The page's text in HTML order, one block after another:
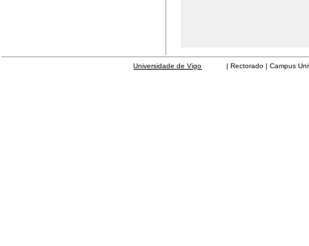
Universidade de Vigo | Rectorado | Campus